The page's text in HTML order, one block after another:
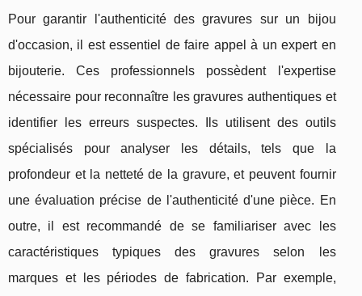
Pour garantir l'authenticité des gravures sur un bijou
d'occasion, il est essentiel de faire appel à un expert en
bijouterie. Ces professionnels possèdent l'expertise
nécessaire pour reconnaître les gravures authentiques et
identifier les erreurs suspectes. Ils utilisent des outils
spécialisés pour analyser les détails, tels que la
profondeur et la netteté de la gravure, et peuvent fournir
une évaluation précise de l'authenticité d'une pièce. En
outre, il est recommandé de se familiariser avec les
caractéristiques typiques des gravures selon les
marques et les périodes de fabrication. Par exemple,